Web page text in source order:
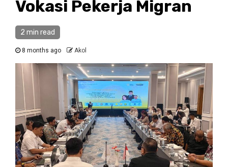
Vokasi Pekerja Migran
2 min read
8 months ago Akol